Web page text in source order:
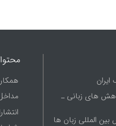
های زبانی ـ
المللی زبان ها